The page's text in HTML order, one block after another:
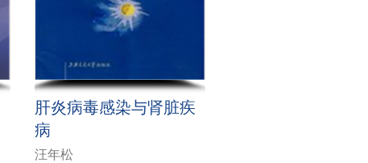
肝炎病毒感染与肾脏疾
病
汪年松